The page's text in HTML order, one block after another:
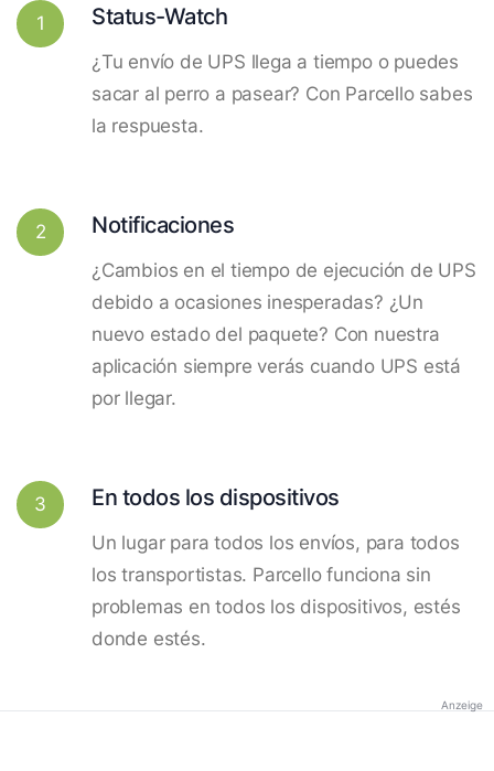
1 Status-Watch
¿Tu envío de UPS llega a tiempo o puedes
sacar al perro a pasear? Con Parcello sabes
la respuesta.
2 Notificaciones
¿Cambios en el tiempo de ejecución de UPS
debido a ocasiones inesperadas? ¿Un
nuevo estado del paquete? Con nuestra
aplicación siempre verás cuando UPS está
por llegar.
3 En todos los dispositivos
Un lugar para todos los envíos, para todos
los transportistas. Parcello funciona sin
problemas en todos los dispositivos, estés
donde estés.
Anzeige